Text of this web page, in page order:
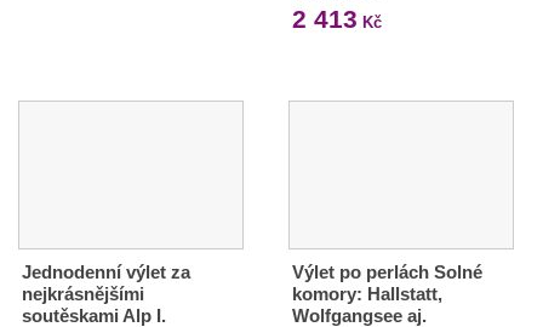
2 413 Kč
Jednodenní výlet za
nejkrásnějšími
soutěskami Alp I.
Výlet po perlách Solné
komory: Hallstatt,
Wolfgangsee aj.